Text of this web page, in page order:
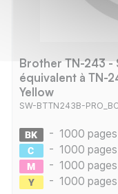
Brother TN-243 -
équivalent à TN-
Yellow
SW-BTTN243B-
- 1000 pages
- 1000 pages
- 1000 pages
- 1000 pages